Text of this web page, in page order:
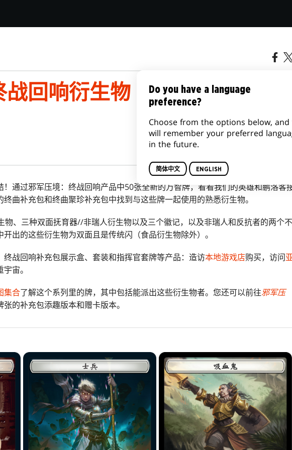
战回响衍生物
通过邪军压境：终战回响产品中50张全新的万智牌，看看我们的英雄和鹏洛客
曲补充包和终曲聚珍补充包中找到与这些牌一起使用的熟悉衍生物。
物、三种双面抚育器//非瑞人衍生物以及三个徽记，以及非瑞人和反抗者的两个不
出的这些衍生物为双面且是传统闪（食品衍生物除外）。
战回响补充包展示盒、套装和指挥官套牌等产品：造访本地游戏店购买，访问
宙。
集合了解这个系列里的牌，其中包括能派出这些衍生物者。您还可以前往邪军压
张的补充包添趣版本和赠卡版本。
Do you have a language
preference?
Choose from the options below, and
will remember your preferred
in the future.
简体中文 ENGLISH